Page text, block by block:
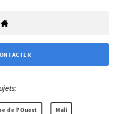
de l'Ouest Mali